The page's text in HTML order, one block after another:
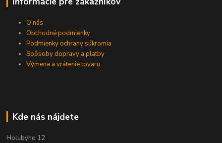
O nás
Obchodné podmienky
Podmienky ochrany súkromia
Spôsoby dopravy a platby
Výmena a vrátenie tovaru
Kde nás nájdete
Holubyho 12